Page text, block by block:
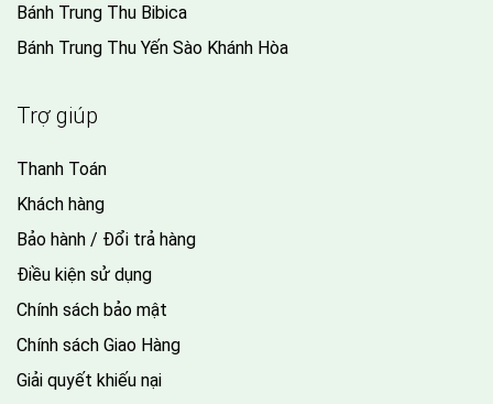
Bánh Trung Thu Bibica
Bánh Trung Thu Yến Sào Khánh Hòa
Trợ giúp
Thanh Toán
Khách hàng
Bảo hành / Đổi trả hàng
Điều kiện sử dụng
Chính sách bảo mật
Chính sách Giao Hàng
Giải quyết khiếu nại